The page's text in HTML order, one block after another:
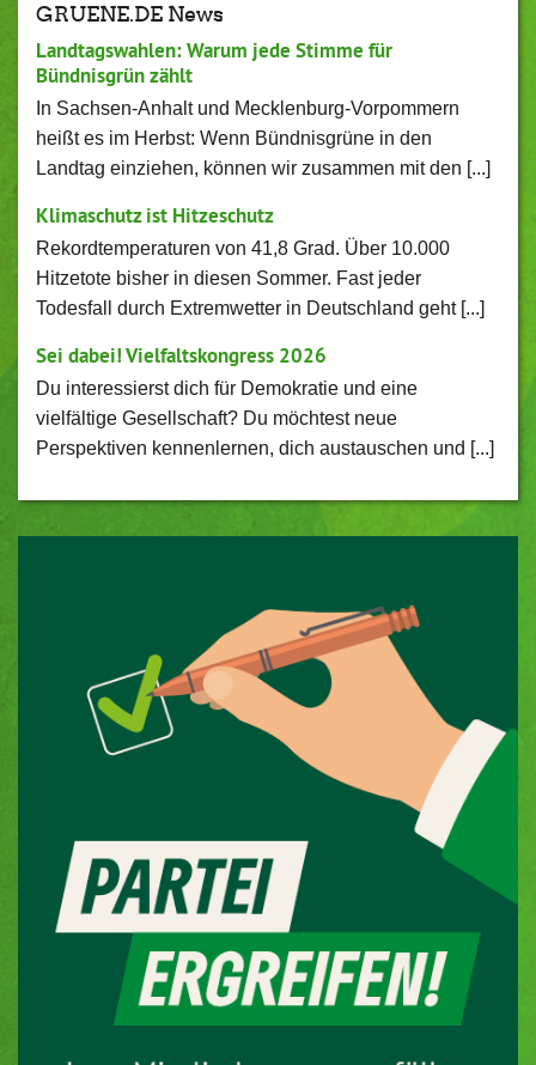
GRUENE.DE News
Landtagswahlen: Warum jede Stimme für
Bündnisgrün zählt
In Sachsen-Anhalt und Mecklenburg-Vorpommern
heißt es im Herbst: Wenn Bündnisgrüne in den
Landtag einziehen, können wir zusammen mit den [...]
Klimaschutz ist Hitzeschutz
Rekordtemperaturen von 41,8 Grad. Über 10.000
Hitzetote bisher in diesen Sommer. Fast jeder
Todesfall durch Extremwetter in Deutschland geht [...]
Sei dabei! Vielfaltskongress 2026
Du interessierst dich für Demokratie und eine
vielfältige Gesellschaft? Du möchtest neue
Perspektiven kennenlernen, dich austauschen und [...]